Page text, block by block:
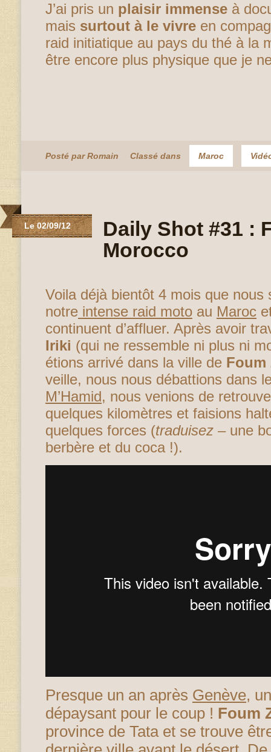
J’ai pris un plaisir immense à
mais surtout à le vivre en
raid initiatique au pays du thé à la
être encore plus physique que je
Posté par Romain Classé dans Maroc
Le 02/09/12
Daily Shot #31 :
Morocco
Voila déjà bientôt 4 mois que nous
notre intense raid moto au Maroc
continuent d’affluer. Après avoir
Iriki (qui ne ressemble ni plus ni
étions arrivé dans la ville de Foum
veille, nous nous débattions dans
M’Hamid, nous venions de
quelques kilomètres et faisions
quelques forces (traduisez – une
berbère et du coca !).
Presque un an après Genève,
dépaysant pour le coup ! Foum
province de Tata et se trouve